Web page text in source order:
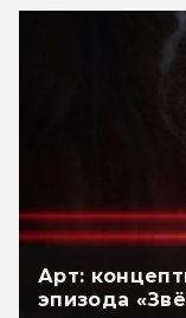
Арт:
эпизода